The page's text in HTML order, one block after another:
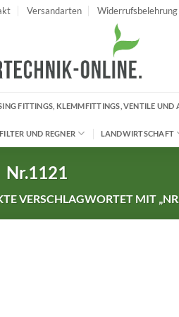
Versandarten Widerrufsbelehrung
FITTINGS, KLEMMFITTINGS, VENTILE UND
UND REGNER LANDWIRTSCHAFT
Nr.1121
VERSCHLAGWORTET MIT